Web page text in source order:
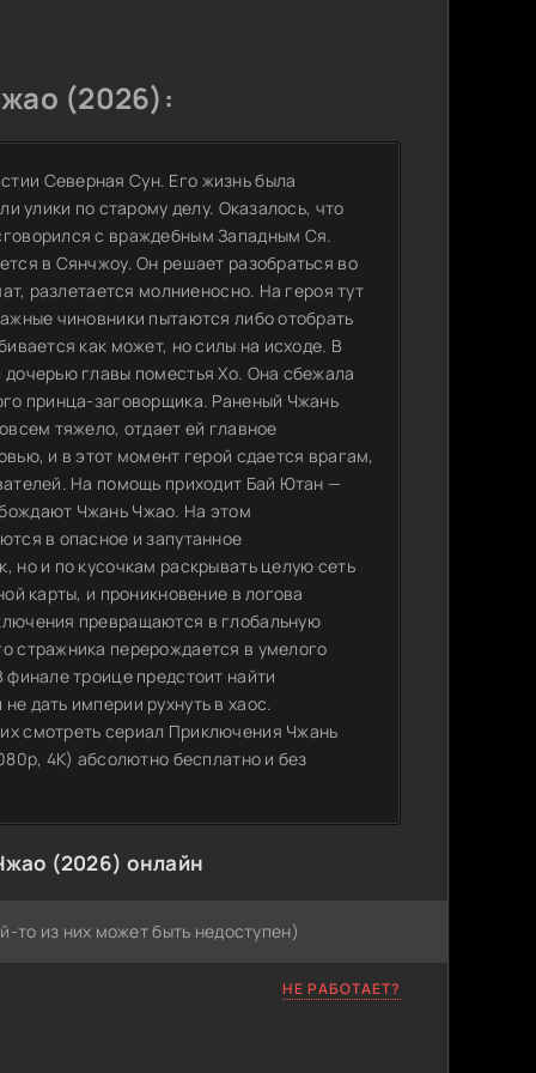
(2026):
Северная Сун. Его жизнь была
улики по старому делу. Оказалось, что
с враждебным Западным Ся.
в Сянчжоу. Он решает разобраться во
разлетается молниеносно. На героя тут
чиновники пытаются либо отобрать
как может, но силы на исходе. В
главы поместья Хо. Она сбежала
принца-заговорщика. Раненый Чжань
тяжело, отдает ей главное
и в этот момент герой сдается врагам,
На помощь приходит Бай Ютан —
Чжань Чжао. На этом
в опасное и запутанное
но и по кусочкам раскрывать целую сеть
карты, и проникновение в логова
превращаются в глобальную
стражника перерождается в умелого
троице предстоит найти
дать империи рухнуть в хаос.
смотреть сериал Приключения Чжань
4K) абсолютно бесплатно и без
(2026) онлайн
то из них может быть недоступен)
НЕ РАБОТАЕТ?